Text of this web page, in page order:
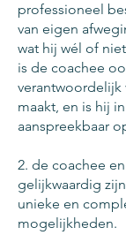
professioneel
van eigen
wat hij wél of
is de coachee
verantwoordelijk
maakt, en is hij
aanspreekbaar
2. de coachee
gelijkwaardig
unieke en
mogelijkheden.